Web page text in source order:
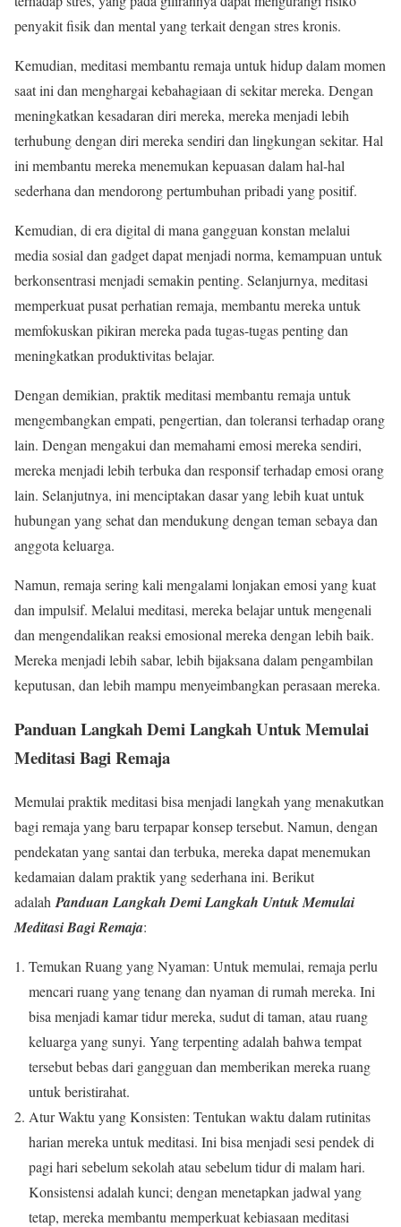
penyakit fisik dan mental yang terkait dengan stres kronis.
Kemudian, meditasi membantu remaja untuk hidup dalam momen
saat ini dan menghargai kebahagiaan di sekitar mereka. Dengan
meningkatkan kesadaran diri mereka, mereka menjadi lebih
terhubung dengan diri mereka sendiri dan lingkungan sekitar. Hal
ini membantu mereka menemukan kepuasan dalam hal-hal
sederhana dan mendorong pertumbuhan pribadi yang positif.
Kemudian, di era digital di mana gangguan konstan melalui
media sosial dan gadget dapat menjadi norma, kemampuan untuk
berkonsentrasi menjadi semakin penting. Selanjurnya, meditasi
memperkuat pusat perhatian remaja, membantu mereka untuk
memfokuskan pikiran mereka pada tugas-tugas penting dan
meningkatkan produktivitas belajar.
Dengan demikian, praktik meditasi membantu remaja untuk
mengembangkan empati, pengertian, dan toleransi terhadap orang
lain. Dengan mengakui dan memahami emosi mereka sendiri,
mereka menjadi lebih terbuka dan responsif terhadap emosi orang
lain. Selanjutnya, ini menciptakan dasar yang lebih kuat untuk
hubungan yang sehat dan mendukung dengan teman sebaya dan
anggota keluarga.
Namun, remaja sering kali mengalami lonjakan emosi yang kuat
dan impulsif. Melalui meditasi, mereka belajar untuk mengenali
dan mengendalikan reaksi emosional mereka dengan lebih baik.
Mereka menjadi lebih sabar, lebih bijaksana dalam pengambilan
keputusan, dan lebih mampu menyeimbangkan perasaan mereka.
Panduan Langkah Demi Langkah Untuk Memulai
Meditasi Bagi Remaja
Memulai praktik meditasi bisa menjadi langkah yang menakutkan
bagi remaja yang baru terpapar konsep tersebut. Namun, dengan
pendekatan yang santai dan terbuka, mereka dapat menemukan
kedamaian dalam praktik yang sederhana ini. Berikut
adalah Panduan Langkah Demi Langkah Untuk Memulai
Meditasi Bagi Remaja:
Temukan Ruang yang Nyaman: Untuk memulai, remaja perlu
mencari ruang yang tenang dan nyaman di rumah mereka. Ini
bisa menjadi kamar tidur mereka, sudut di taman, atau ruang
keluarga yang sunyi. Yang terpenting adalah bahwa tempat
tersebut bebas dari gangguan dan memberikan mereka ruang
untuk beristirahat.
Atur Waktu yang Konsisten: Tentukan waktu dalam rutinitas
harian mereka untuk meditasi. Ini bisa menjadi sesi pendek di
pagi hari sebelum sekolah atau sebelum tidur di malam hari.
Konsistensi adalah kunci; dengan menetapkan jadwal yang
tetap, mereka membantu memperkuat kebiasaan meditasi